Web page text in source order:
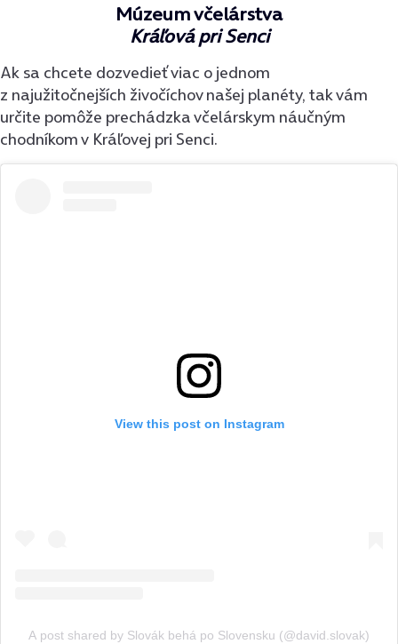
Múzeum včelárstva
Kráľová pri Senci
Ak sa chcete dozvedieť viac o jednom
z najužitočnejších živočíchov našej planéty, tak vám
určite pomôže prechádzka včelárskym náučným
chodníkom v Kráľovej pri Senci.
View this post on Instagram
A post shared by Slovák behá po Slovensku (@david.slovak)